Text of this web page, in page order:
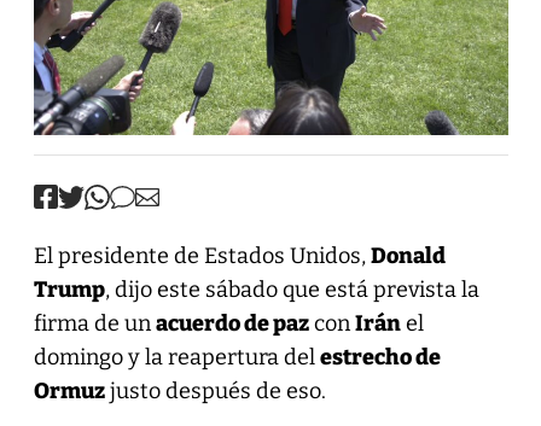
El presidente de Estados Unidos,Donald
Trump, dijo este sábado que está prevista la
firma de unacuerdo de pazconIránel
domingo y la reapertura delestrecho de
Ormuzjusto después de eso.